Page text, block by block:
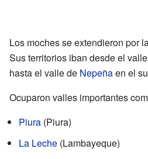
Los moches se extendieron por
Sus territorios iban desde el
hasta el valle de Nepeñaen el
Ocuparon valles importantes
Piura (Piura)
La Leche (Lambayeque)